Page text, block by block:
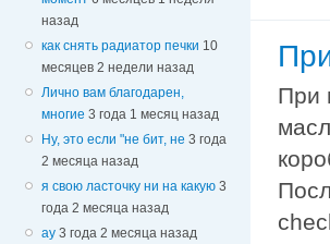
назад
как снять радиатор печки 10
месяцев 2 недели назад
Лично вам благодарен,
многие 3 года 1 месяц назад
Ну, это если "не бит, не 3 года
2 месяца назад
я свою ласточку ни на какую 3
года 2 месяца назад
ау 3 года 2 месяца назад
При